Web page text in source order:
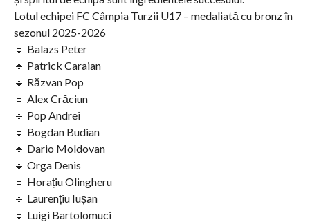
Lotul echipei FC Câmpia Turzii U17 – medaliată cu bronz în
sezonul 2025-2026
🔹 Balazs Peter
🔹 Patrick Caraian
🔹 Răzvan Pop
🔹 Alex Crăciun
🔹 Pop Andrei
🔹 Bogdan Budian
🔹 Dario Moldovan
🔹 Orga Denis
🔹 Horațiu Olingheru
🔹 Laurențiu Iușan
🔹 Luigi Bartolomuci